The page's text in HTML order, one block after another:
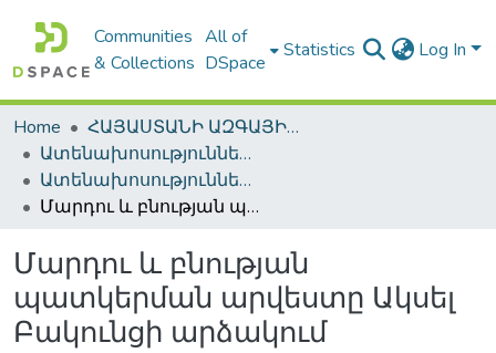
Communities
& Collections
All of
DSpace
Statistics Log In
Home
ՀԱՅԱՍՏԱՆԻ ԱԶԳԱՅԻՆ ԳՐԱԴԱՐԱՆԻ ԹՎԱՅԻՆ ՊԱՀՈՑ / DIGITAL REPOSITORY OF NLA
Ատենախոսություններ և սեղմագրեր / Theses & Abstracts
Ատենախոսություններ և սեղմագրեր / Theses & Abstracts
Մարդու և բնության պատկերման արվեստը Ակսել Բակունցի արձակում
Մարդու և բնության
պատկերման արվեստը Ակսել
Բակունցի արձակում